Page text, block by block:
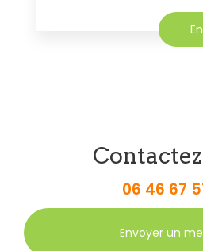
06 46 67
Envoyer un